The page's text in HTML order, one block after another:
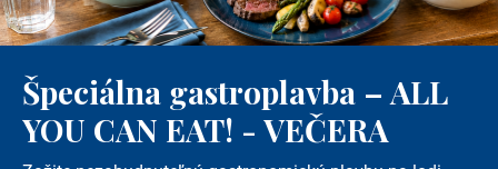
Špeciálna gastroplavba – ALL
YOU CAN EAT! - VEČERA